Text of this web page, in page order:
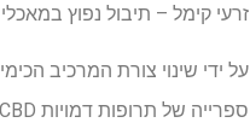
זרעי קימל – תיבול נפוץ